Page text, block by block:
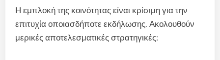
Η εμπλοκή της κοινότητας είναι κρίσιμη για την
επιτυχία οποιασδήποτε εκδήλωσης. Ακολουθούν
μερικές αποτελεσματικές στρατηγικές: